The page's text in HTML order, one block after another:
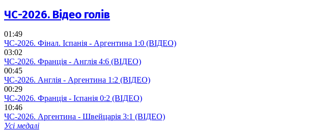
ЧС-2026. Відео голів
01:49
ЧС-2026. Фінал. Іспанія - Аргентина 1:0 (ВІДЕО)
03:02
ЧС-2026. Франція - Англія 4:6 (ВІДЕО)
00:45
ЧС-2026. Англія - Аргентина 1:2 (ВІДЕО)
00:29
ЧС-2026. Франція - Іспанія 0:2 (ВІДЕО)
10:46
ЧС-2026. Аргентина - Швейцарія 3:1 (ВІДЕО)
Усі медалі